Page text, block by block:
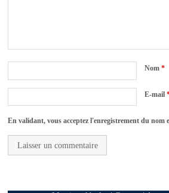
Nom*
E-mail
En validant, vous acceptez l'enregistrement du nom